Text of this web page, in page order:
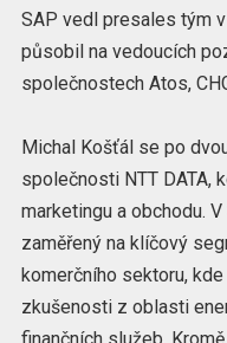
SAP vedl presales tým
působil na vedoucích
společnostech Atos,
Michal Košťál se po
společnosti NTT DATA,
marketingu a obchodu.
zaměřený na klíčový
komerčního sektoru,
zkušenosti z oblasti